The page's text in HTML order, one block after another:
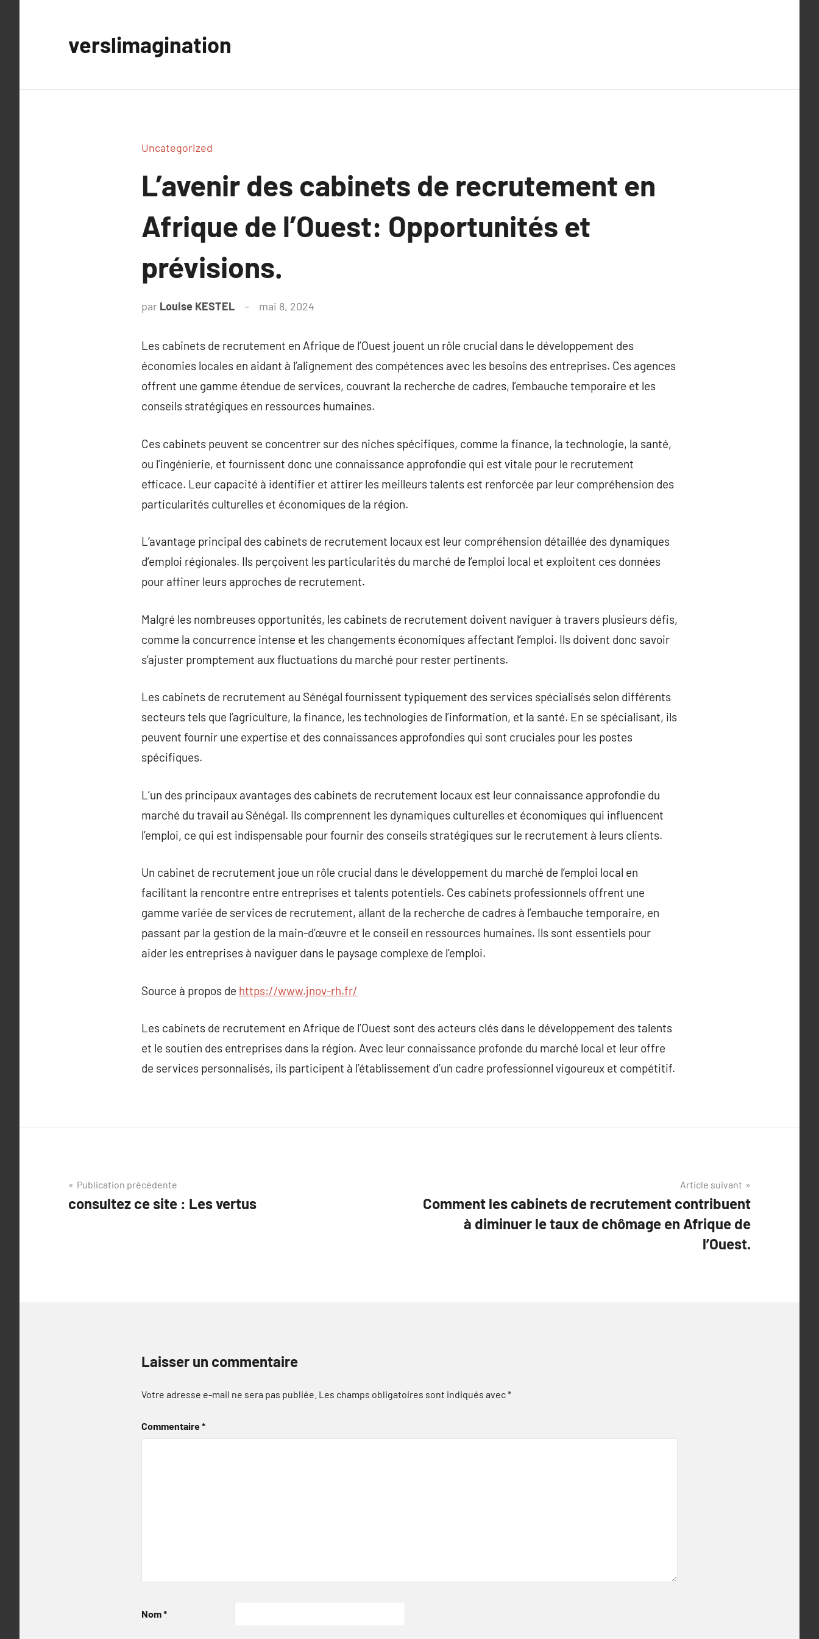
verslimagination
Uncategorized
L’avenir des cabinets de recrutement en
Afrique de l’Ouest: Opportunités et
prévisions.
par Louise KESTEL mai 8, 2024
Les cabinets de recrutement en Afrique de l’Ouest jouent un rôle crucial dans le développement des
économies locales en aidant à l’alignement des compétences avec les besoins des entreprises. Ces agences
offrent une gamme étendue de services, couvrant la recherche de cadres, l’embauche temporaire et les
conseils stratégiques en ressources humaines.
Ces cabinets peuvent se concentrer sur des niches spécifiques, comme la finance, la technologie, la santé,
ou l’ingénierie, et fournissent donc une connaissance approfondie qui est vitale pour le recrutement
efficace. Leur capacité à identifier et attirer les meilleurs talents est renforcée par leur compréhension des
particularités culturelles et économiques de la région.
L’avantage principal des cabinets de recrutement locaux est leur compréhension détaillée des dynamiques
d’emploi régionales. Ils perçoivent les particularités du marché de l’emploi local et exploitent ces données
pour affiner leurs approches de recrutement.
Malgré les nombreuses opportunités, les cabinets de recrutement doivent naviguer à travers plusieurs défis,
comme la concurrence intense et les changements économiques affectant l’emploi. Ils doivent donc savoir
s’ajuster promptement aux fluctuations du marché pour rester pertinents.
Les cabinets de recrutement au Sénégal fournissent typiquement des services spécialisés selon différents
secteurs tels que l’agriculture, la finance, les technologies de l’information, et la santé. En se spécialisant, ils
peuvent fournir une expertise et des connaissances approfondies qui sont cruciales pour les postes
spécifiques.
L’un des principaux avantages des cabinets de recrutement locaux est leur connaissance approfondie du
marché du travail au Sénégal. Ils comprennent les dynamiques culturelles et économiques qui influencent
l’emploi, ce qui est indispensable pour fournir des conseils stratégiques sur le recrutement à leurs clients.
Un cabinet de recrutement joue un rôle crucial dans le développement du marché de l’emploi local en
facilitant la rencontre entre entreprises et talents potentiels. Ces cabinets professionnels offrent une
gamme variée de services de recrutement, allant de la recherche de cadres à l’embauche temporaire, en
passant par la gestion de la main-d’œuvre et le conseil en ressources humaines. Ils sont essentiels pour
aider les entreprises à naviguer dans le paysage complexe de l’emploi.
Source à propos de https://www.jnov-rh.fr/
Les cabinets de recrutement en Afrique de l’Ouest sont des acteurs clés dans le développement des talents
et le soutien des entreprises dans la région. Avec leur connaissance profonde du marché local et leur offre
de services personnalisés, ils participent à l’établissement d’un cadre professionnel vigoureux et compétitif.
Navigation
de
Publication précédente
consultez ce site : Les vertus
Article suivant
Comment les cabinets de recrutement contribuent
à diminuer le taux de chômage en Afrique de
l’Ouest.
Laisser un commentaire
Votre adresse e-mail ne sera pas publiée. Les champs obligatoires sont indiqués avec*
Commentaire*
Nom*